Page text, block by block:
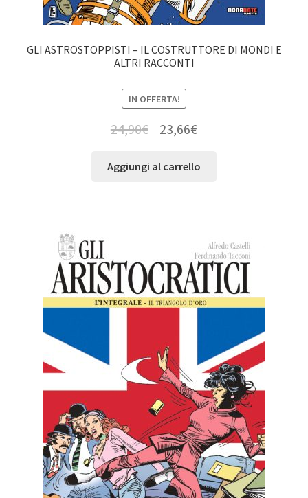
GLI ASTROSTOPPISTI – IL COSTRUTTORE DI MONDI E
ALTRI RACCONTI
IN OFFERTA!
24,90€ 23,66€
Aggiungi al carrello